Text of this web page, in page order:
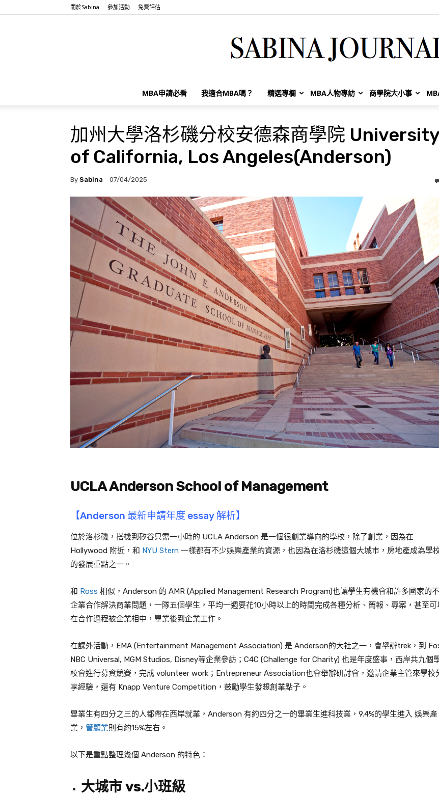
關於Sabina 參加活動 免費評估
Sabina
Huang
MBA申請必看 我適合MBA嗎？ 精選專欄 MBA人物專訪 商學院大小事
加州大學洛杉磯分校安德森商學院 University
of California, Los Angeles(Anderson)
By Sabina 07/04/2025
UCLA Anderson School of Management
【Anderson 最新申請年度 essay 解析】
位於洛杉磯，搭機到矽谷只需一小時的 UCLA Anderson 是一個很創業導向的學校，除了創業，因為在
Hollywood 附近，和 NYU Stern 一樣都有不少娛樂產業的資源，也因為在洛杉磯這個大城市，房地產成為學
的發展重點之一。
和 Ross 相似，Anderson 的 AMR (Applied Management Research Program)也讓學生有機會和許多國家的
企業合作解決商業問題，一隊五個學生，平均一週要花10小時以上的時間完成各種分析、簡報、專案，甚至可
在合作過程被企業相中，畢業後到企業工作。
在課外活動，EMA (Entertainment Management Association) 是 Anderson的大社之一，會舉辦trek，到
NBC Universal, MGM Studios, Disney等企業參訪；C4C (Challenge for Charity) 也是年度盛事，西岸共九個
校會進行募資競賽，完成 volunteer work；Entrepreneur Association也會舉辦研討會，邀請企業主管來學校
享經驗，還有 Knapp Venture Competition，鼓勵學生發想創業點子。
畢業生有四分之三的人都帶在西岸就業，Anderson 有約四分之一的畢業生進科技業，9.4%的學生進入 娛樂產
業， 管顧業則有約15%左右。
以下是重點整理幾個 Anderson 的特色：
大城市 vs.小班級